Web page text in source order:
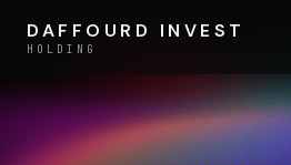
DAFFOURD INVEST
HOLDING
DAFFOURD INVEST
HOLDING